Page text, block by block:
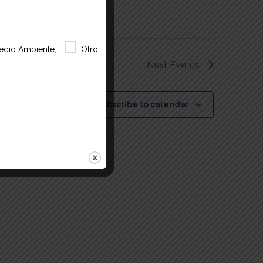
Next Events
Subscribe to calendar
Ambiente, Otro